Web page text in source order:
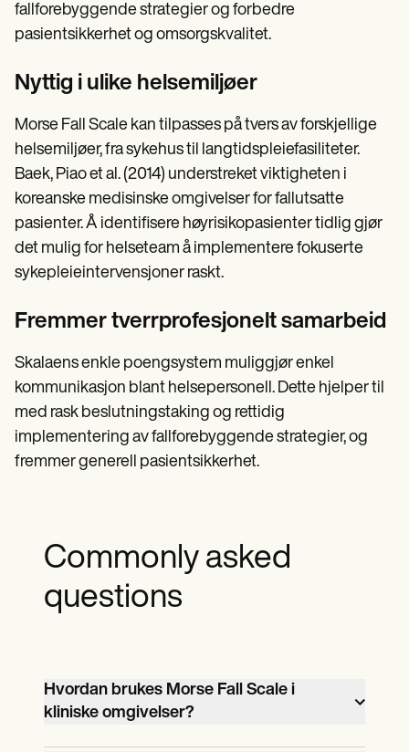
fallforebyggende strategier og forbedre
pasientsikkerhet og omsorgskvalitet.
Nyttig i ulike helsemiljøer
Morse Fall Scale kan tilpasses på tvers av forskjellige
helsemiljøer, fra sykehus til langtidspleiefasiliteter.
Baek, Piao et al. (2014) understreket viktigheten i
koreanske medisinske omgivelser for fallutsatte
pasienter. Å identifisere høyrisikopasienter tidlig gjør
det mulig for helseteam å implementere fokuserte
sykepleieintervensjoner raskt.
Fremmer tverrprofesjonelt samarbeid
Skalaens enkle poengsystem muliggjør enkel
kommunikasjon blant helsepersonell. Dette hjelper til
med rask beslutningstaking og rettidig
implementering av fallforebyggende strategier, og
fremmer generell pasientsikkerhet.
Commonly asked
questions
Hvordan brukes Morse Fall Scale i
kliniske omgivelser?
Morse Fall Scale (MFS) brukes ofte på